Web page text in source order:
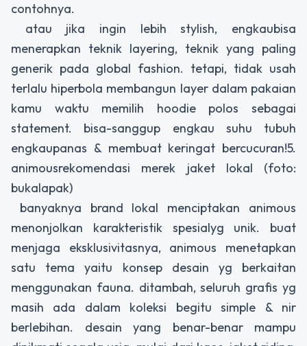
contohnya.
atau jika ingin lebih stylish, engkaubisa
menerapkan teknik layering, teknik yang paling
generik pada global fashion. tetapi, tidak usah
terlalu hiperbola membangun layer dalam pakaian
kamu waktu memilih hoodie polos sebagai
statement. bisa-sanggup engkau suhu tubuh
engkaupanas & membuat keringat bercucuran!5.
animousrekomendasi merek jaket lokal (foto:
bukalapak)
banyaknya brand lokal menciptakan animous
menonjolkan karakteristik spesialyg unik. buat
menjaga eksklusivitasnya, animous menetapkan
satu tema yaitu konsep desain yg berkaitan
menggunakan fauna. ditambah, seluruh grafis yg
masih ada dalam koleksi begitu simple & nir
berlebihan. desain yang benar-benar mampu